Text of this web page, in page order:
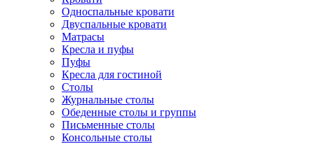
Односпальные кровати
Двуспальные кровати
Матрасы
Кресла и пуфы
Пуфы
Кресла для гостиной
Столы
Журнальные столы
Обеденные столы и группы
Письменные столы
Консольные столы